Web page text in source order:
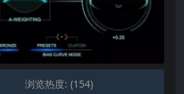
浏览热度: (154)